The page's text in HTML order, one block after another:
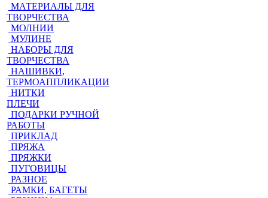
МАТЕРИАЛЫ ДЛЯ
ТВОРЧЕСТВА
МОЛНИИ
МУЛИНЕ
НАБОРЫ ДЛЯ
ТВОРЧЕСТВА
НАШИВКИ,
ТЕРМОАППЛИКАЦИИ
НИТКИ
ПЛЕЧИ
ПОДАРКИ РУЧНОЙ
РАБОТЫ
ПРИКЛАД
ПРЯЖА
ПРЯЖКИ
ПУГОВИЦЫ
РАЗНОЕ
РАМКИ, БАГЕТЫ